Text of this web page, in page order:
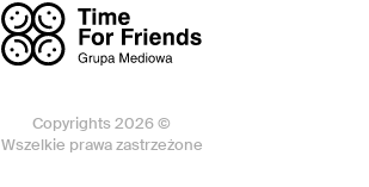
Copyrights 2026 ©
Wszelkie prawa zastrzeżone